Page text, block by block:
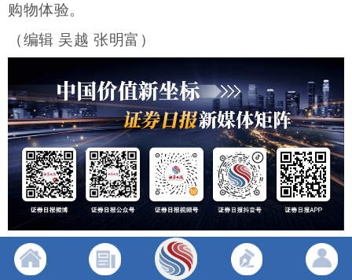
购物体验。
（编辑 吴越 张明富）